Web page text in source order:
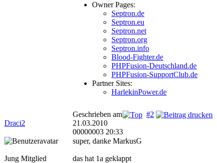
Owner Pages:
Septron.de
Septron.eu
Septron.net
Septron.org
Septron.info
Blood-Fighter.de
PHPFusion-Deutschland.de
PHPFusion-SupportClub.de
Partner Sites:
HarlekinPower.de
Draci2
#2
Geschrieben am
21.03.2010
00000003 20:33
Jung Mitglied
super, danke MarkusG
das hat 1a geklappt